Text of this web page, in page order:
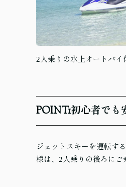
2人乗りの水上オートバイ
POINT1初心者でも
ジェットスキーを運転す
様は、2人乗りの後ろにご